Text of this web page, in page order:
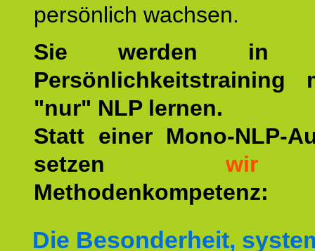
persönlich wachsen.
Sie werden in
Persönlichkeitstraining
"nur" NLP lernen.
Statt einer Mono-NLP-
setzen wir
Methodenkompetenz:
Die Besonderheit,